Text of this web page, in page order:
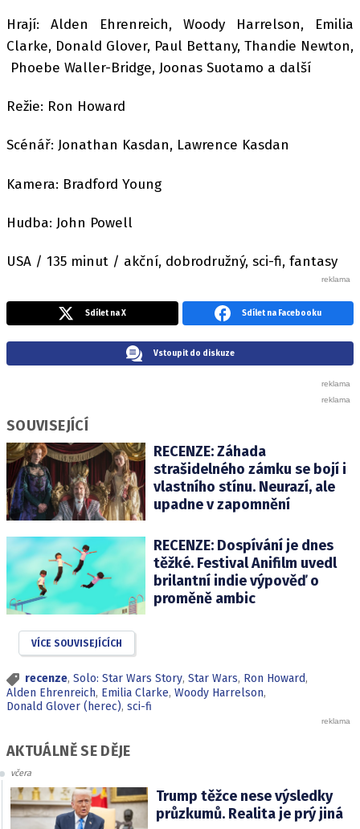
Hrají: Alden Ehrenreich, Woody Harrelson, Emilia
Clarke, Donald Glover, Paul Bettany, Thandie Newton,
Phoebe Waller-Bridge, Joonas Suotamo a další
Režie: Ron Howard
Scénář: Jonathan Kasdan, Lawrence Kasdan
Kamera: Bradford Young
Hudba: John Powell
USA / 135 minut / akční, dobrodružný, sci-fi, fantasy
Sdílet na X Sdílet na Facebooku
Vstoupit do diskuze
SOUVISEJÍCÍ
RECENZE: Záhada
strašidelného zámku se bojí i
vlastního stínu. Neurazí, ale
upadne v zapomnění
RECENZE: Dospívání je dnes
těžké. Festival Anifilm uvedl
brilantní indie výpověď o
proměně ambic
VÍCE SOUVISEJÍCÍCH
recenze, Solo: Star Wars Story, Star Wars, Ron Howard,
Alden Ehrenreich, Emilia Clarke, Woody Harrelson,
Donald Glover (herec), sci-fi
AKTUÁLNĚ SE DĚJE
včera
Trump těžce nese výsledky
průzkumů. Realita je prý jiná